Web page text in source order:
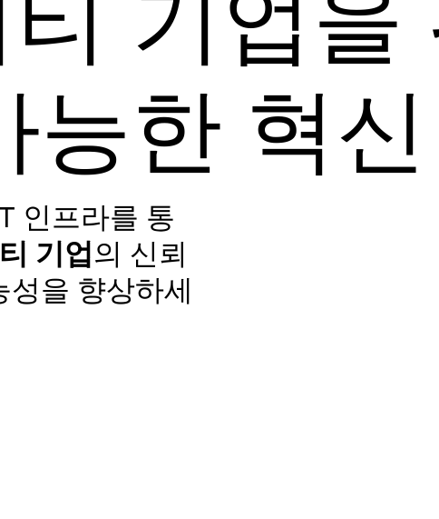
능한 혁신
인프라를 통
기업의 신뢰
성을 향상하세